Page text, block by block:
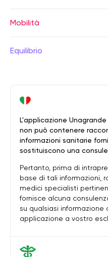
Mobilità
Equilibrio
L'applicazione
non può contenere
informazioni sanitarie
sostituiscono una
Pertanto, prima di
base di tali informazioni,
medici specialisti
fornisce alcuna
su qualsiasi
applicazione a vostro